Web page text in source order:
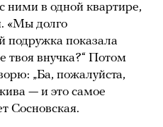
ними в одной квартире,
«Мы долго
подружка показала
твоя внучка?“ Потом
„Ба, пожалуйста,
— и это самое
Сосновская.